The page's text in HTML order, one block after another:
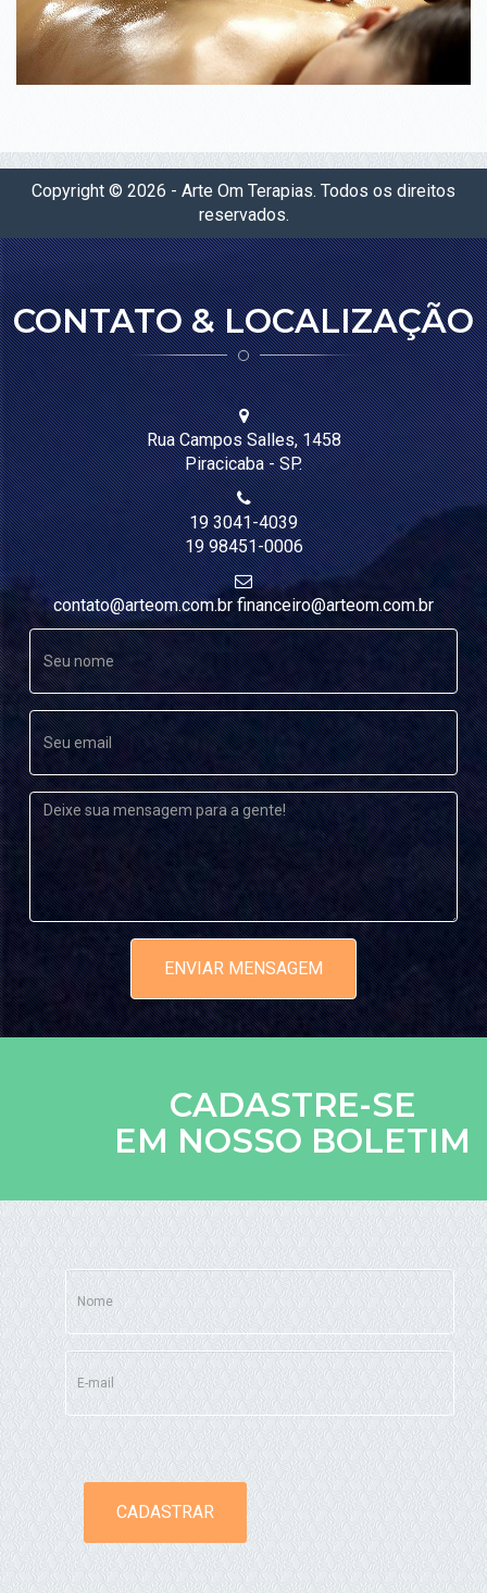
GESTAÇÃO EMPODERADA
CURSO BELEZA E AYURVEDA EM TODAS AS FASES DA VIDA
7 DIAS COM AYURVEDA
OFICINA CULINÁRIA AYURVÉDICA: LANCHINHOS DA
SALAS
PARA
LOCAÇÃO
SALA COMUM
SALA SHAKTI
SALA DEVI (TÉRREA)
SALA SARASWATI (PISO SUPERIOR)
SALA GANESHA (PISO SUPERIOR)
SALA PSICOLOGIA
BLOG
LOJA
CONTATO
BEM-
ESTAR
VISUALIZAÇÃO SISTÊMICA
PSICOTERAPIA TRADICIONAL
PSICOTERAPIA DO AYURVEDA
YOGA MASSAGEM AYURVEDICA
AROMATERAPIA
ASTROLOGIA VÉDICA
REIKE (CURA ENERGÉTICA)
PROGRAMA DETOX PIRACICABA - PURIFICAÇÃO AYURVEDICA
REDE DE APOIO PRÉ E PÓS PARTO
YOGA PERSONAL
AYURVEDA
CONSULTAS AYURVEDA
PANCHAKARMA
Copyright © 2026 - Arte Om Terapias. Todos os direitos
reservados.
CONTATO & LOCALIZAÇÃO
Rua Campos Salles, 1458
Piracicaba - SP.
19 3041-4039
19 98451-0006
contato@arteom.com.br financeiro@arteom.com.br
ENVIAR MENSAGEM
CADASTRE-SE
EM NOSSO BOLETIM
CADASTRAR